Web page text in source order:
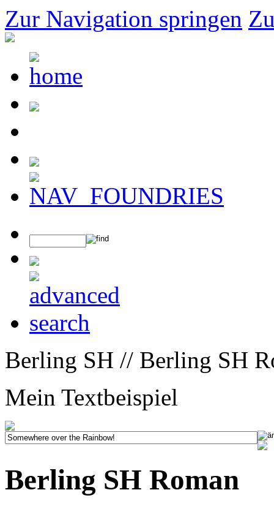
Zur Navigation springen
Berling SH // Berling SH
Mein Textbeispiel
Berling SH Roman